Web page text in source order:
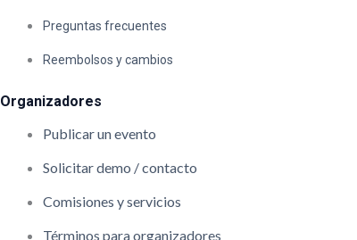
Preguntas frecuentes
Reembolsos y cambios
Organizadores
Publicar un evento
Solicitar demo / contacto
Comisiones y servicios
Términos para organizadores